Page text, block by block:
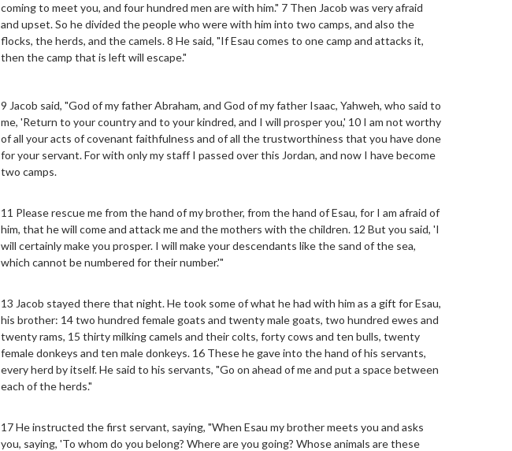
coming to meet you, and four hundred men are with him." 7 Then Jacob was very afraid
and upset. So he divided the people who were with him into two camps, and also the
flocks, the herds, and the camels. 8 He said, "If Esau comes to one camp and attacks it,
then the camp that is left will escape."
9 Jacob said, "God of my father Abraham, and God of my father Isaac, Yahweh, who said to
me, 'Return to your country and to your kindred, and I will prosper you,' 10 I am not worthy
of all your acts of covenant faithfulness and of all the trustworthiness that you have done
for your servant. For with only my staff I passed over this Jordan, and now I have become
two camps.
11 Please rescue me from the hand of my brother, from the hand of Esau, for I am afraid of
him, that he will come and attack me and the mothers with the children. 12 But you said, 'I
will certainly make you prosper. I will make your descendants like the sand of the sea,
which cannot be numbered for their number.'"
13 Jacob stayed there that night. He took some of what he had with him as a gift for Esau,
his brother: 14 two hundred female goats and twenty male goats, two hundred ewes and
twenty rams, 15 thirty milking camels and their colts, forty cows and ten bulls, twenty
female donkeys and ten male donkeys. 16 These he gave into the hand of his servants,
every herd by itself. He said to his servants, "Go on ahead of me and put a space between
each of the herds."
17 He instructed the first servant, saying, "When Esau my brother meets you and asks
you, saying, 'To whom do you belong? Where are you going? Whose animals are these